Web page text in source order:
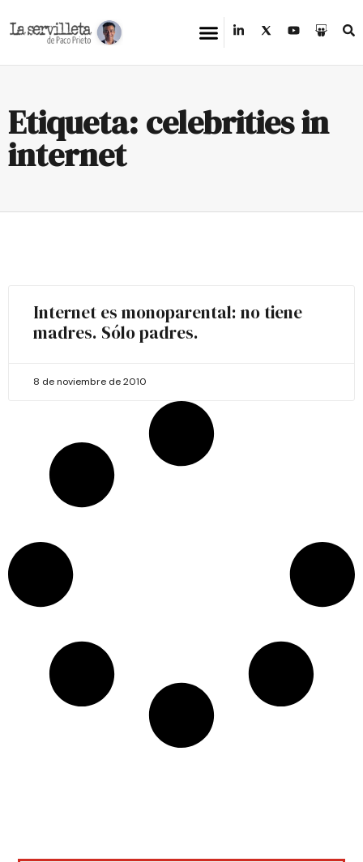
Etiqueta: celebrities in
internet
Internet es monoparental: no tiene
madres. Sólo padres.
8 de noviembre de 2010